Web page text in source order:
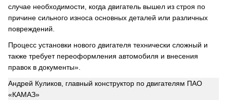
случае необходимости, когда двигатель вышел из строя по
причине сильного износа основных деталей или различных
повреждений.
Процесс установки нового двигателя технически сложный и
также требует переоформления автомобиля и внесения
правок в документы».
Андрей Куликов, главный конструктор по двигателям ПАО
«КАМАЗ»